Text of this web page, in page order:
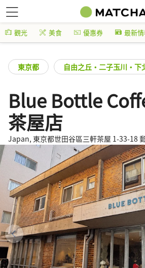
觀光 美食 優惠券 最新
東京都 自由之丘・二子玉川・下
Blue Bottle
茶屋店
Japan, 東京都世田谷區三軒茶屋 1-33-18